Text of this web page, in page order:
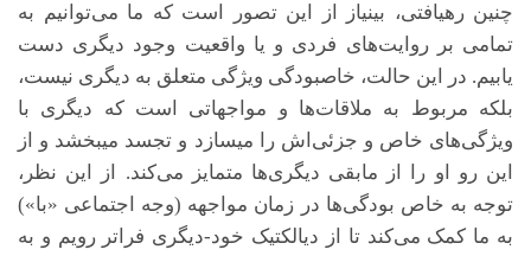
چنین رهیافتی، بی­نیاز از این تصور است که ما می‌توانیم به
تمامی بر روایت‌های فردی و یا واقعیت وجود دیگری دست
یابیم. در این حالت، خاص­بودگی ویژگی متعلق به دیگری نیست،
بلکه مربوط به ملاقات‌ها و مواجهاتی است که دیگری با
ویژگی‌های خاص و جزئی‌اش را می­سازد و تجسد می­بخشد و از
این رو او را از مابقی دیگری‌ها متمایز می‌کند. از این نظر،
توجه به خاص بودگی‌ها در زمان مواجهه (وجه اجتماعی «با»)
به ما کمک می‌کند تا از دیالکتیک خود-دیگری فراتر رویم و به